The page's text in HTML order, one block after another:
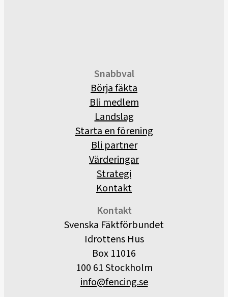
Snabbval
Börja fäkta
Bli medlem
Landslag
Starta en förening
Bli partner
Värderingar
Strategi
Kontakt
Kontakt
Svenska Fäktförbundet
Idrottens Hus
Box 11016
100 61 Stockholm
info@fencing.se